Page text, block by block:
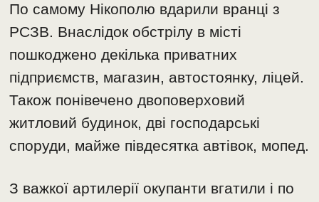
По самому Нікополю вдарили вранці з
РСЗВ. Внаслідок обстрілу в місті
пошкоджено декілька приватних
підприємств, магазин, автостоянку, ліцей.
Також понівечено двоповерховий
житловий будинок, дві господарські
споруди, майже півдесятка автівок, мопед.
З важкої артилерії окупанти вгатили і по